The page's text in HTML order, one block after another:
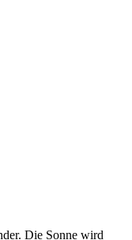
Die Sonne wird